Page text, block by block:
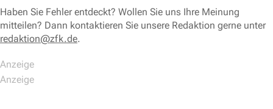
Haben Sie Fehler entdeckt? Wollen Sie uns Ihre Meinung
mitteilen? Dann kontaktieren Sie unsere Redaktion gerne unter
redaktion@zfk.de.